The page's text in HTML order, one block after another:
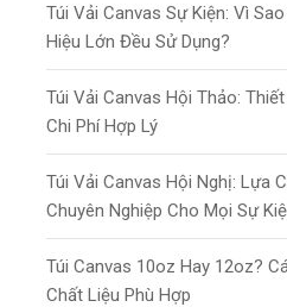
Túi Vải Canvas Sự Kiện: Vì
Hiệu Lớn Đều Sử Dụng?
Túi Vải Canvas Hội Thảo:
Chi Phí Hợp Lý
Túi Vải Canvas Hội Nghị: Lựa
Chuyên Nghiệp Cho Mọi Sự
Túi Canvas 10oz Hay 12oz?
Chất Liệu Phù Hợp